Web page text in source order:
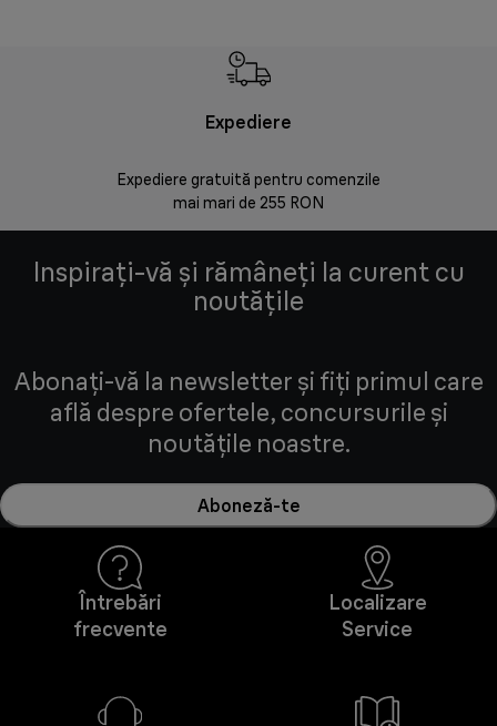
Expediere
Expediere gratuită pentru comenzile
mai mari de 255 RON
Inspirați-vă și rămâneți la curent cu
noutățile
Abonați-vă la newsletter și fiți primul care
află despre ofertele, concursurile și
noutățile noastre.
Aboneză-te
Întrebări
frecvente
Localizare
Service